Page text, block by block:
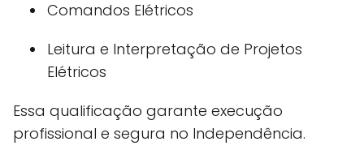
Comandos Elétricos
Leitura e Interpretação de Projetos
Elétricos
Essa qualificação garante execução
profissional e segura no Independência.